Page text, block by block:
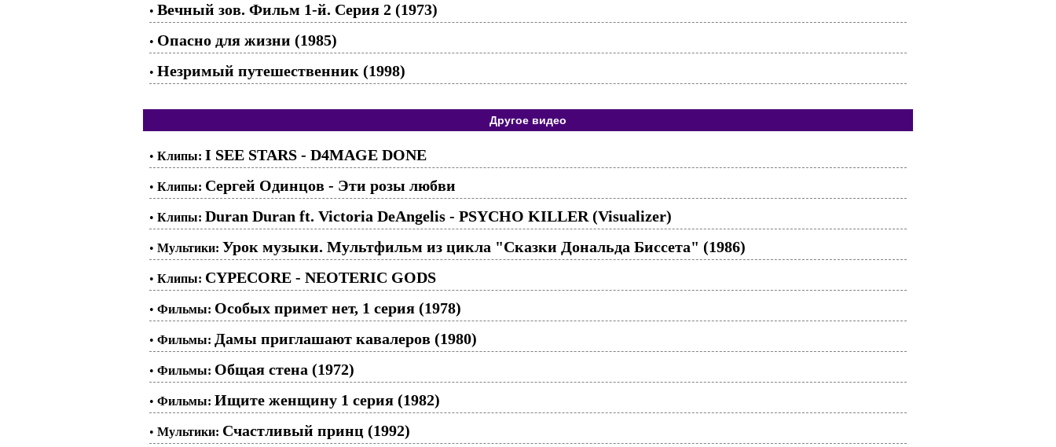
• Вечный зов. Фильм 1-й. Серия 2 (1973)
• Опасно для жизни (1985)
• Незримый путешественник (1998)
Другое видео
• Клипы: I SEE STARS - D4MAGE DONE
• Клипы: Сергей Одинцов - Эти розы любви
• Клипы: Duran Duran ft. Victoria DeAngelis - PSYCHO KILLER (Visualizer)
• Мультики: Урок музыки. Мультфильм из цикла "Сказки Дональда Биссета" (1986)
• Клипы: CYPECORE - NEOTERIC GODS
• Фильмы: Особых примет нет, 1 серия (1978)
• Фильмы: Дамы приглашают кавалеров (1980)
• Фильмы: Общая стена (1972)
• Фильмы: Ищите женщину 1 серия (1982)
• Мультики: Счастливый принц (1992)